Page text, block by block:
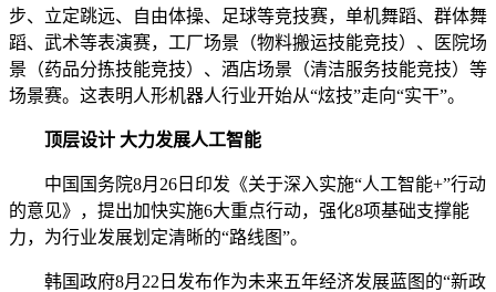
步、立定跳远、自由体操、足球等竞技赛，单机舞蹈、群体舞
蹈、武术等表演赛，工厂场景（物料搬运技能竞技）、医院场
景（药品分拣技能竞技）、酒店场景（清洁服务技能竞技）等
场景赛。这表明人形机器人行业开始从“炫技”走向“实干”。
顶层设计 大力发展人工智能
中国国务院8月26日印发《关于深入实施“人工智能+”行动
的意见》，提出加快实施6大重点行动，强化8项基础支撑能
力，为行业发展划定清晰的“路线图”。
韩国政府8月22日发布作为未来五年经济发展蓝图的“新政